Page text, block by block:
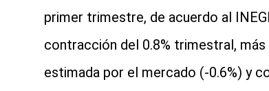
primer trimestre, de acuerdo al
contracción del 0.8% trimestral, más
estimada por el mercado (-0.6%) y